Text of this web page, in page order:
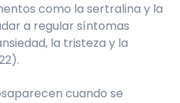
como la sertralina y la
a regular síntomas
la tristeza y la
cuando se